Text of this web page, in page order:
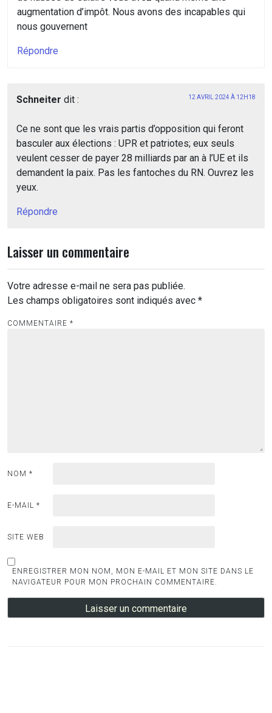
augmentation d’impôt. Nous avons des incapables qui
nous gouvernent
Répondre
Schneiter dit : 12 AVRIL 2024 À 12H18
Ce ne sont que les vrais partis d’opposition qui feront
basculer aux élections : UPR et patriotes; eux seuls
veulent cesser de payer 28 milliards par an à l’UE et ils
demandent la paix. Pas les fantoches du RN. Ouvrez les
yeux.
Répondre
Laisser un commentaire
Votre adresse e-mail ne sera pas publiée.
Les champs obligatoires sont indiqués avec *
COMMENTAIRE *
NOM *
E-MAIL *
SITE WEB
ENREGISTRER MON NOM, MON E-MAIL ET MON SITE DANS LE
NAVIGATEUR POUR MON PROCHAIN COMMENTAIRE.